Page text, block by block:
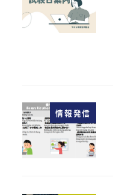
情報発信